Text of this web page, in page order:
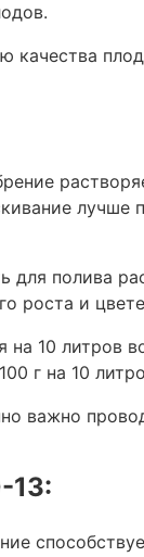
стадии
качества
лучше
для полива
роста и
на 10 литров
г на 10
важно
13: